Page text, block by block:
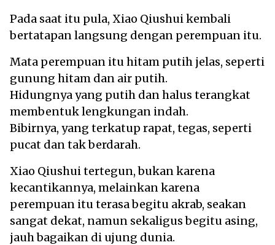
Pada saat itu pula, Xiao Qiushui kembali
bertatapan langsung dengan perempuan itu.
Mata perempuan itu hitam putih jelas, seperti
gunung hitam dan air putih.
Hidungnya yang putih dan halus terangkat
membentuk lengkungan indah.
Bibirnya, yang terkatup rapat, tegas, seperti
pucat dan tak berdarah.
Xiao Qiushui tertegun, bukan karena
kecantikannya, melainkan karena
perempuan itu terasa begitu akrab, seakan
sangat dekat, namun sekaligus begitu asing,
jauh bagaikan di ujung dunia.